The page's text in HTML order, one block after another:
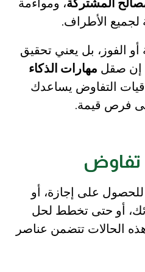
لجميع الأطراف.
أو الفوز، بل يعني تحقيق
إن صقل مهارات الذكاء
التفاوض يساعدك
فرص قيمة.
تفاوض
على إجازة، أو
أو حتى تخطط لحل
الحالات تتضمن عناصر